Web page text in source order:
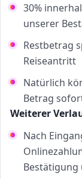
30%
unserer
Restbetrag
Reiseantritt
Natürlich
Betrag
Weiterer
Nach
Bestätigung